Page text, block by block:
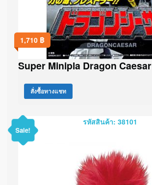
1,710 ฿
Super Minipla Dragon Caesar
สั่งซื้อทางแชท
รหัสสินค้า: 38101
Sale!